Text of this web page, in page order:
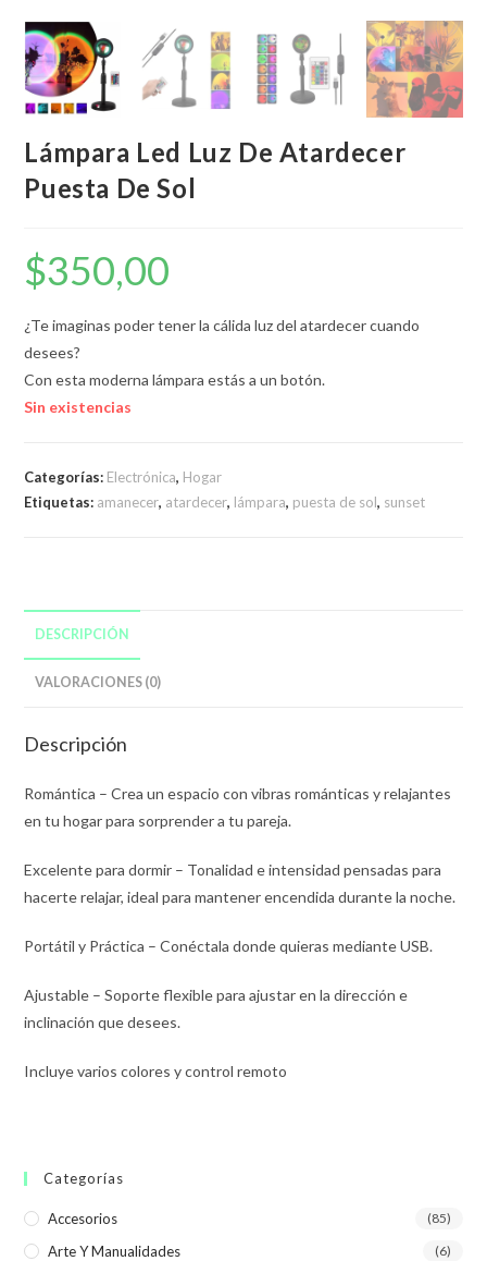
Lámpara Led Luz De Atardecer
Puesta De Sol
$350,00
¿Te imaginas poder tener la cálida luz del atardecer cuando
desees?
Con esta moderna lámpara estás a un botón.
Sin existencias
Categorías: Electrónica, Hogar
Etiquetas: amanecer, atardecer, lámpara, puesta de sol, sunset
DESCRIPCIÓN
VALORACIONES (0)
Descripción
Romántica – Crea un espacio con vibras románticas y relajantes
en tu hogar para sorprender a tu pareja.
Excelente para dormir – Tonalidad e intensidad pensadas para
hacerte relajar, ideal para mantener encendida durante la noche.
Portátil y Práctica – Conéctala donde quieras mediante USB.
Ajustable – Soporte flexible para ajustar en la dirección e
inclinación que desees.
Incluye varios colores y control remoto
Categorías
Accesorios (85)
Arte Y Manualidades (6)